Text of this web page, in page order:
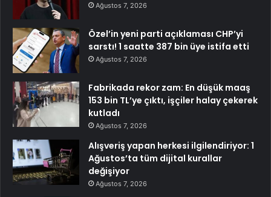
Ağustos 7, 2026
Özel’in yeni parti açıklaması CHP’yi
sarstı! 1 saatte 387 bin üye istifa etti
Ağustos 7, 2026
Fabrikada rekor zam: En düşük maaş
153 bin TL’ye çıktı, işçiler halay çekerek
kutladı
Ağustos 7, 2026
Alışveriş yapan herkesi ilgilendiriyor: 1
Ağustos’ta tüm dijital kurallar
değişiyor
Ağustos 7, 2026